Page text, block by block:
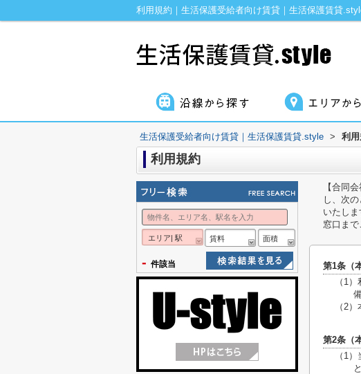
利用規約｜生活保護受給者向け賃貸｜生活保護賃貸
生活保護受給者向け賃貸｜生活保護賃貸.style > 利
利用規約
【合同
し、次
いたし
窓口まで
第1条（
（1
（2
第2条（
（1
エリア| 駅 賃料 面積
- 件該当